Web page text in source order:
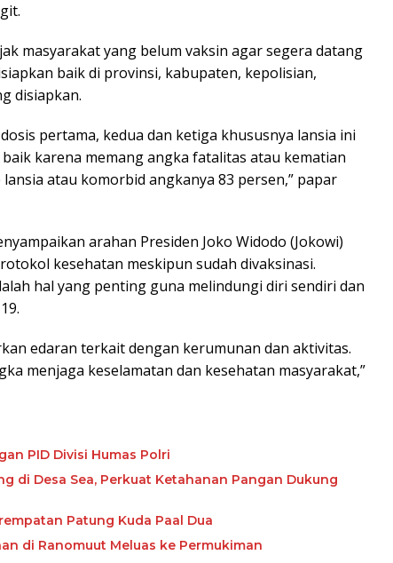
masyarakat yang belum vaksin agar segera datang
baik di provinsi, kabupaten, kepolisian,
disiapkan.
pertama, kedua dan ketiga khususnya lansia ini
karena memang angka fatalitas atau kematian
atau komorbid angkanya 83 persen,” papar
arahan Presiden Joko Widodo (Jokowi)
kesehatan meskipun sudah divaksinasi.
hal yang penting guna melindungi diri sendiri dan
edaran terkait dengan kerumunan dan aktivitas.
menjaga keselamatan dan kesehatan masyarakat,”
PID Divisi Humas Polri
di Desa Sea, Perkuat Ketahanan Pangan Dukung
Patung Kuda Paal Dua
di Ranomuut Meluas ke Permukiman